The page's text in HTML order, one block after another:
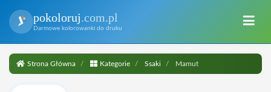
pokoloruj.com.pl
Darmowe kolorowanki do druku
Strona Główna Kategorie Ssaki Mamut